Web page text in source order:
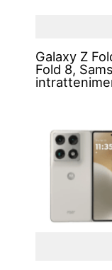
Galaxy Z
Fold 8,